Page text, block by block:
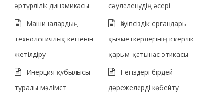
әртүрлілік динамикасы
сәулеленудің әсері
Машиналардың
технологиялық кешенін
жетілдіру
Қауіпсіздік органдары
қызметкерлерінің іскерлік
қарым-қатынас этикасы
Инерция құбылысы
туралы мәлімет
Негіздері бірдей
дәрежелерді көбейту